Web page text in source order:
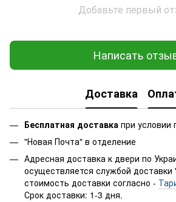
Добавьте первый
Написать
Доставка
Бесплатная доставка при условии
"Новая Почта" в отделение
Адресная доставка к двери по
осуществляется службой доставки
стоимость доставки согласно -
Срок доставки: 1-3 дня.